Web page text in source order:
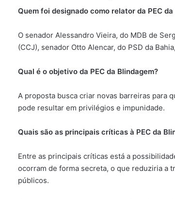
Quem foi designado como relator da PEC
O senador Alessandro Vieira, do MDB de
(CCJ), senador Otto Alencar, do PSD da
Qual é o objetivo da PEC da Blindagem?
A proposta busca criar novas barreiras para
pode resultar em privilégios e impunidade.
Quais são as principais críticas à PEC da
Entre as principais críticas está a
ocorram de forma secreta, o que reduziria a
públicos.